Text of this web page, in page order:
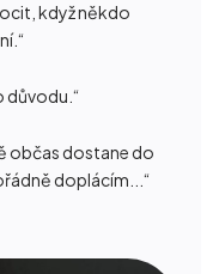
když někdo
“
důvodu. “
občas dostane do
doplácím... “